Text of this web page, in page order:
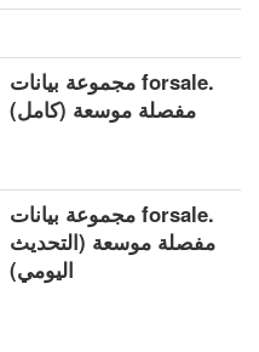
.forsale مجموعة بيانات
مفصلة موسعة (كامل)
.forsale مجموعة بيانات
مفصلة موسعة (التحديث
اليومي)